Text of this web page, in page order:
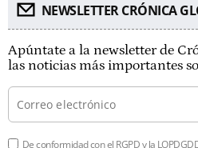
NEWSLETTER CRÓNICA
Apúntate a la newsletter de
las noticias más importantes
De conformidad con el RGPD y la